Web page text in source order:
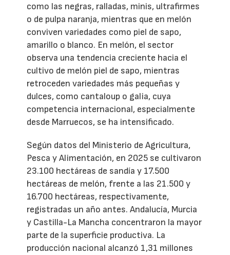
como las negras, ralladas, minis, ultrafirmes
o de pulpa naranja, mientras que en melón
conviven variedades como piel de sapo,
amarillo o blanco. En melón, el sector
observa una tendencia creciente hacia el
cultivo de melón piel de sapo, mientras
retroceden variedades más pequeñas y
dulces, como cantaloup o galia, cuya
competencia internacional, especialmente
desde Marruecos, se ha intensificado.
Según datos del Ministerio de Agricultura,
Pesca y Alimentación, en 2025 se cultivaron
23.100 hectáreas de sandía y 17.500
hectáreas de melón, frente a las 21.500 y
16.700 hectáreas, respectivamente,
registradas un año antes. Andalucía, Murcia
y Castilla-La Mancha concentraron la mayor
parte de la superficie productiva. La
producción nacional alcanzó 1,31 millones